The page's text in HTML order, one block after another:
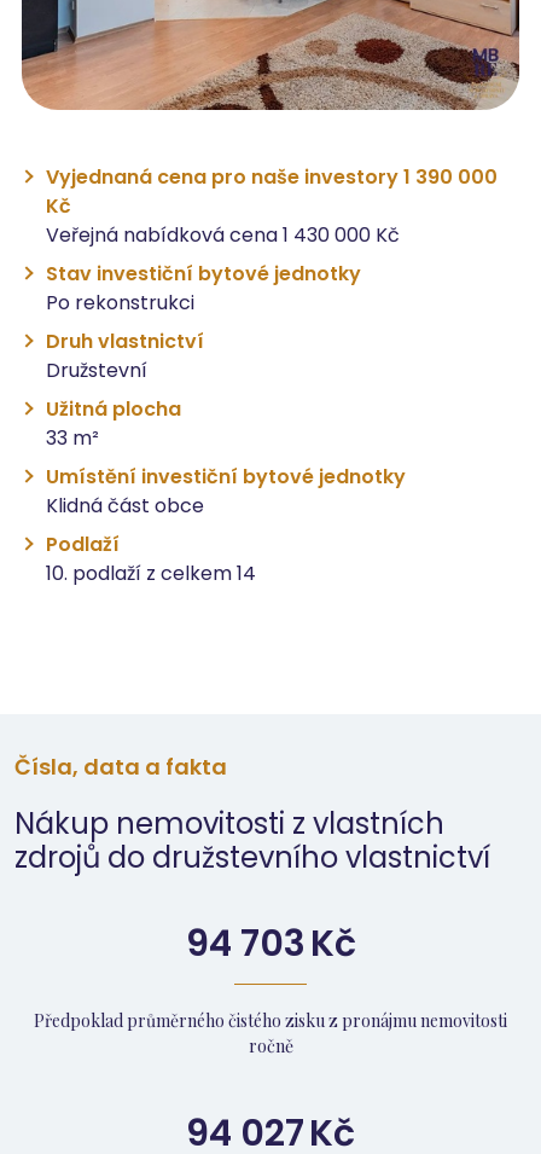
Vyjednaná cena pro naše investory 1 390 000
Kč
Veřejná nabídková cena 1 430 000 Kč
Stav investiční bytové jednotky
Po rekonstrukci
Druh vlastnictví
Družstevní
Užitná plocha
33 m²
Umístění investiční bytové jednotky
Klidná část obce
Podlaží
10. podlaží z celkem 14
Čísla, data a fakta
Nákup nemovitosti z vlastních
zdrojů do družstevního vlastnictví
94 703Kč
Předpoklad průměrného čistého zisku z pronájmu nemovitosti
ročně
94 027Kč